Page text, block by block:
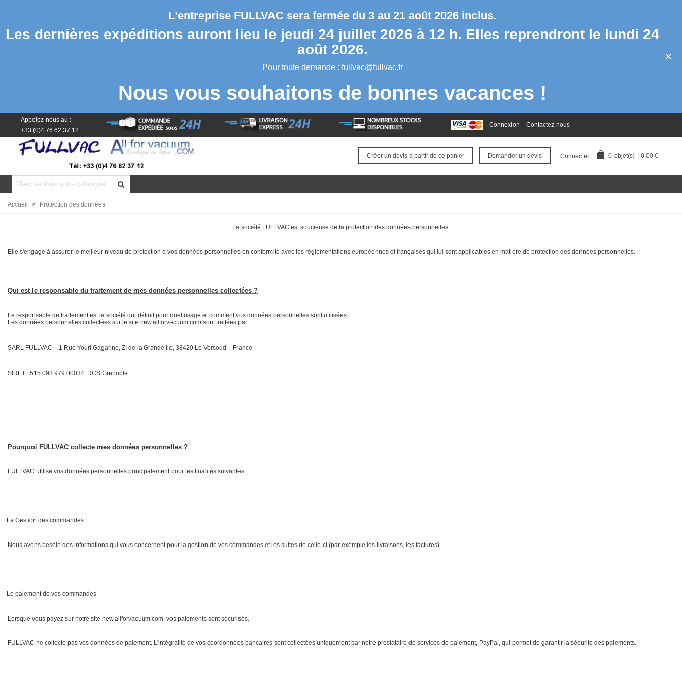
L’entreprise FULLVAC sera fermée du 3 au 21 août 2026 inclus.
Les dernières expéditions auront lieu le jeudi 24 juillet 2026 à 12 h. Elles reprendront le lundi 24
août 2026.
Pour toute demande : fullvac@fullvac.fr
Nous vous souhaitons de bonnes vacances !
×
Appelez-nous au :
+33 (0)4 76 62 37 12
Connexion Contactez-nous
Créer un devis à partir de ce panier Demander un devis Connecter 0 objet(s) - 0,00 €
Accueil > Protection des données
La société FULLVAC est soucieuse de la protection des données personnelles.
Elle s'engage à assurer le meilleur niveau de protection à vos données personnelles en conformité avec les réglementations européennes et françaises qui lui sont applicables en matière de protection des données personnelles.
Qui est le responsable du traitement de mes données personnelles collectées ?
Le responsable de traitement est la société qui définit pour quel usage et comment vos données personnelles sont utilisées.
Les données personnelles collectées sur le site new.allforvacuum.com sont traitées par :
SARL FULLVAC - 1 Rue Youri Gagarine, ZI de la Grande Ile, 38420 Le Versoud – France
SIRET : 515 093 979 00034 RCS Grenoble
Pourquoi FULLVAC collecte mes données personnelles ?
FULLVAC utilise vos données personnelles principalement pour les finalités suivantes :
La Gestion des commandes
Nous avons besoin des informations qui vous concernent pour la gestion de vos commandes et les suites de celle-ci (par exemple les livraisons, les factures)
Le paiement de vos commandes
Lorsque vous payez sur notre site new.allforvacuum.com, vos paiements sont sécurisés.
FULLVAC ne collecte pas vos données de paiement. L'intégralité de vos coordonnées bancaires sont collectées uniquement par notre prestataire de services de paiement, PayPal, qui permet de garantir la sécurité des paiements.